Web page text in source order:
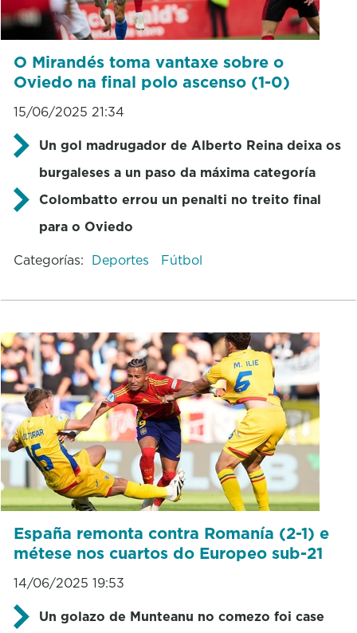
O Mirandés toma vantaxe sobre o
Oviedo na final polo ascenso (1-0)
15/06/2025 21:34
Un gol madrugador de Alberto Reina deixa os
burgaleses a un paso da máxima categoría
Colombatto errou un penalti no treito final
para o Oviedo
Categorías: Deportes Fútbol
España remonta contra Romanía (2-1) e
métese nos cuartos do Europeo sub-21
14/06/2025 19:53
Un golazo de Munteanu no comezo foi case